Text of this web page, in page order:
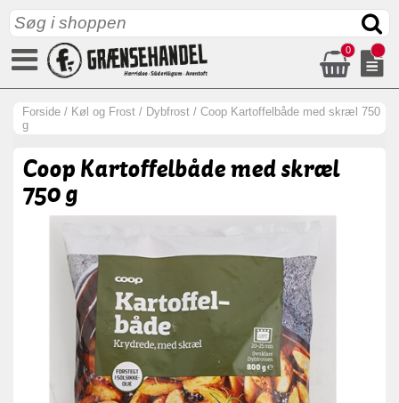
0
Forside / Køl og Frost / Dybfrost / Coop Kartoffelbåde med skræl 750
g
Coop Kartoffelbåde med skræl
750 g